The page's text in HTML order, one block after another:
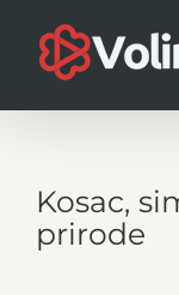
content
Larger
Image
Kosac,
prirode